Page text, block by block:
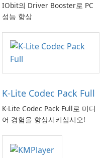
IObit의 Driver Booster로 PC
성능 향상
K-Lite Codec Pack Full
K-Lite Codec Pack Full로 미디
어 경험을 향상시키십시오!